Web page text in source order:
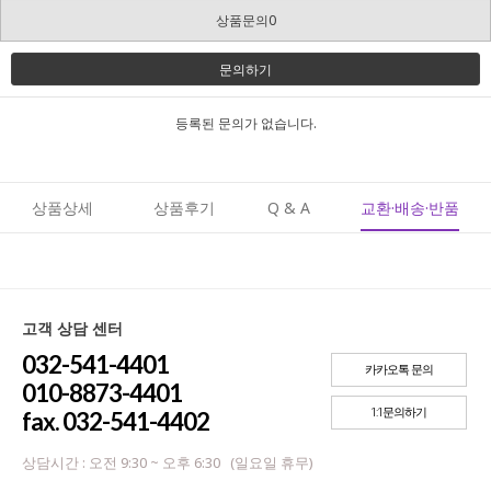
상품문의0
문의하기
등록된 문의가 없습니다.
상품상세 상품후기 Q & A 교환·배송·반품
고객 상담 센터
032-541-4401
010-8873-4401
fax. 032-541-4402
상담시간 : 오전 9:30 ~ 오후 6:30 (일요일 휴무)
카카오톡 문의
1:1문의하기